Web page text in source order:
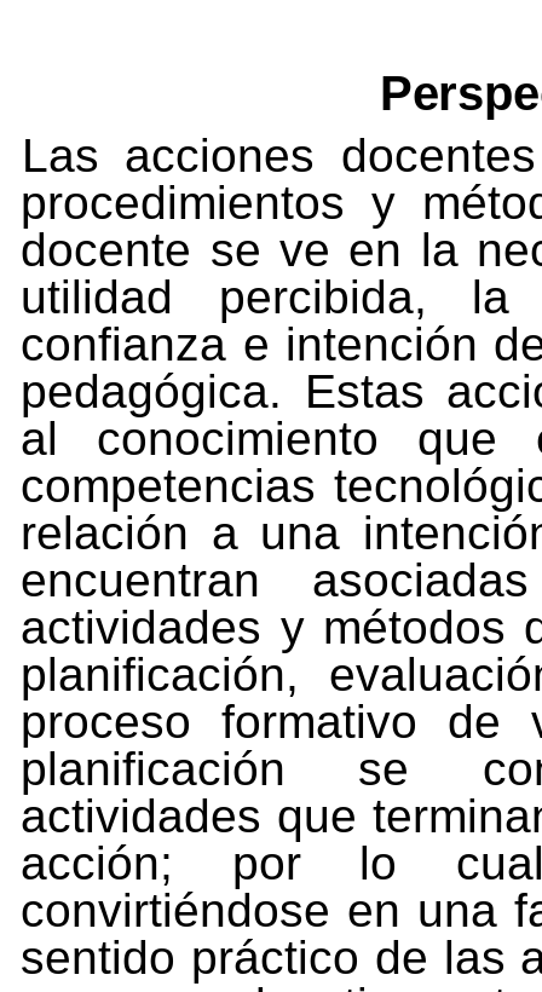
Las acciones docentes
procedimientos y
docente se ve en la
utilidad percibida,
confianza e intención
pedagógica. Estas
al conocimiento
competencias
relación a una
encuentran
actividades y métodos
planificación,
proceso
formativo de
planificación
se
actividades que
acción;
por lo
convirtiéndose en una
sentido práctico de las